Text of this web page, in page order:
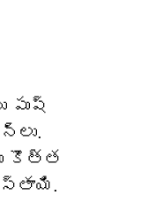
కొత్త